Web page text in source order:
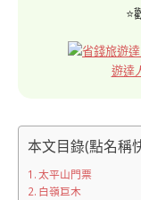
⭐
遊達
本文目錄(點名稱
太平山門票
白嶺巨木